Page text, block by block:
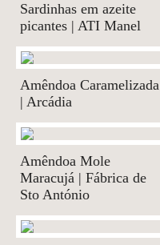
Sardinhas em azeite
picantes | ATI Manel
Amêndoa Caramelizada
| Arcádia
Amêndoa Mole
Maracujá | Fábrica de
Sto António